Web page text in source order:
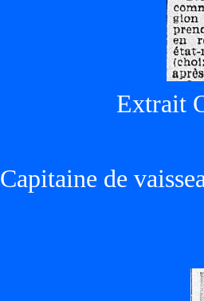
Extrait
Capitaine de